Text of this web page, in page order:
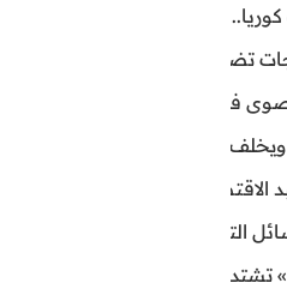
وفيات وإصابات ونفوق مئات
موجة حر شديدة
ويخلف عشرات الجرحى
البريطاني خسائر تجاوزت 1.5 مليار
الاجتماعي على القاصرين
تشتد وتقترب من سواحل